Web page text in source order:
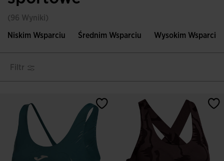
(96 Wyniki)
Niskim Wsparciu Średnim Wsparciu Wysokim Wsparciu
Filtr